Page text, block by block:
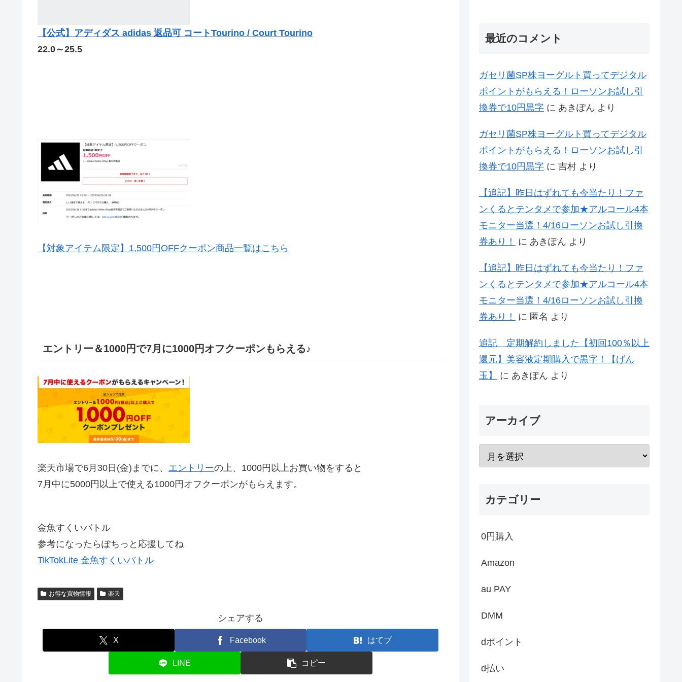
【公式】アディダス adidas 返品可 コートTourino / Court Tourino
22.0～25.5
【対象アイテム限定】1,500円OFFクーポン商品一覧はこちら
エントリー＆1000円で7月に1000円オフクーポンもらえる♪
楽天市場で6月30日(金)までに、 エントリーの上、1000円以上お買い物をすると
7月中に5000円以上で使える1000円オフクーポンがもらえます。
金魚すくいバトル
参考になったらぽちっと応援してね
TikTokLite 金魚すくいバトル
お得な買物情報 楽天
シェアする
X Facebook はてブ
LINE コピー
最近のコメント
ガセリ菌SP株ヨーグルト買ってデジタル
ポイントがもらえる！ローソンお試し引
換券で10円黒字 に あきぽん より
ガセリ菌SP株ヨーグルト買ってデジタル
ポイントがもらえる！ローソンお試し引
換券で10円黒字 に 吉村 より
【追記】昨日はずれても今当たり！ファ
ンくるとテンタメで参加★アルコール4本
モニター当選！4/16ローソンお試し引換
券あり！
に あきぽん より
【追記】昨日はずれても今当たり！ファ
ンくるとテンタメで参加★アルコール4本
モニター当選！4/16ローソンお試し引換
券あり！
に 匿名 より
追記 定期解約しました【初回100％以上
還元】美容液定期購入で黒字！【げん
玉】
に あきぽん より
アーカイブ
カテゴリー
0円購入
Amazon
au PAY
DMM
dポイント
d払い